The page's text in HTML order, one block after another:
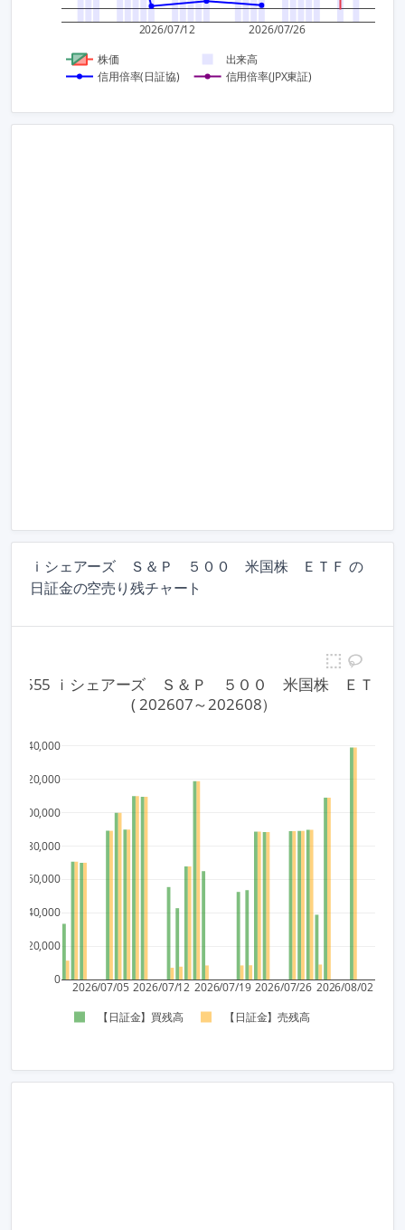
2026/07/12 2026/07/26
株価
出来高
信用倍率(日証協)
信用倍率(JPX東証)
ｉシェアーズ Ｓ＆Ｐ ５００ 米国株 ＥＴＦ の
日証金の空売り残チャート
2026/07/05 2026/07/12 2026/07/19 2026/07/26 2026/08/02
0
20,000
40,000
60,000
80,000
100,000
120,000
140,000
【日証金】買残高 【日証金】売残高
1655 ｉシェアーズ　Ｓ＆Ｐ　５００　米国株　ＥＴＦ
( 202607～202608）